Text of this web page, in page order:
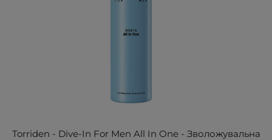
Torriden - Dive-In For Men All In One - Зволожувальна